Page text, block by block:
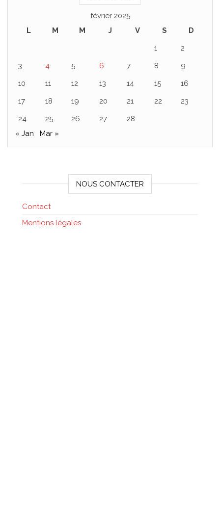
février 2025
L
M M J V S
D
1
2
3
4 5 6 7 8
9
10
11 12 13 14 15
16
17
18 19 20 21 22
23
24
25 26 27
28
« Jan
Mar »
NOUS CONTACTER
Contact
Mentions légales